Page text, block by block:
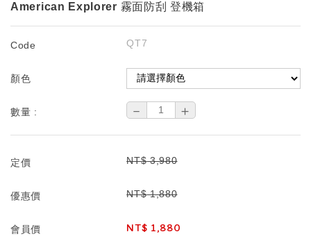
American Explorer 霧面防刮 登機箱
Code QT7
顏色
數量 : － ＋
定價 NT$ 3,980
優惠價 NT$ 1,880
會員價 NT$ 1,880